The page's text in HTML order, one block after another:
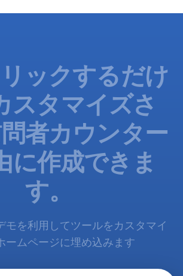
ックするだけ
スタマイズさ
者カウンター
に作成できま
す。
モを利用してツールをカスタマイ
ームページに埋め込みます